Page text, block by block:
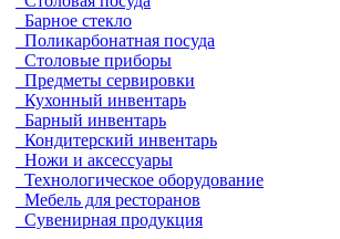
Барное стекло
Поликарбонатная посуда
Столовые приборы
Предметы сервировки
Кухонный инвентарь
Барный инвентарь
Кондитерский инвентарь
Ножи и аксессуары
Технологическое оборудование
Мебель для ресторанов
Сувенирная продукция